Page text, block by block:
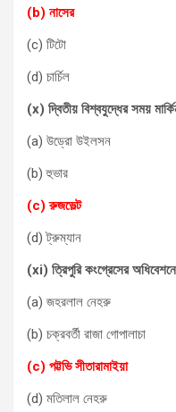
(b) নাসের
(c) টিটো
(d) চার্চিল
(x) দ্বিতীয় বিশ্বযুদ্ধের সময়
(a) উড্রো উইলসন
(b) হুভার
(c) রুজভেল্ট
(d) ট্রুম্যান
(xi) ত্রিপুরি কংগ্রেসের
(a) জহরলাল নেহরু
(b) চক্রবর্তী রাজা গোপালাচা
(c) পট্টভি সীতারামাইয়া
(d) মতিলাল নেহরু